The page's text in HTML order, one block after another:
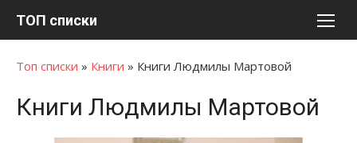
ТОП списки
Топ списки » Книги » Книги Людмилы Мартовой
Книги Людмилы Мартовой